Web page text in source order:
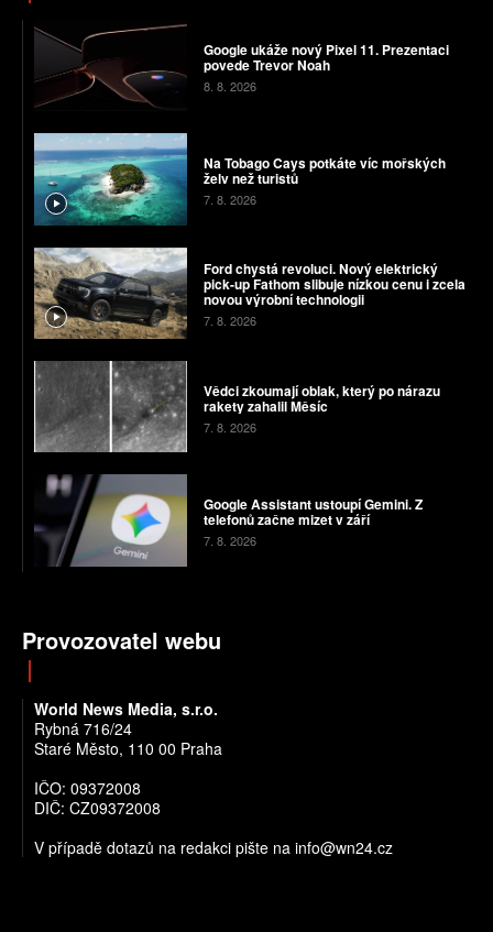
Google ukáže nový Pixel 11. Prezentaci
povede Trevor Noah
8. 8. 2026
Na Tobago Cays potkáte víc mořských
želv než turistů
7. 8. 2026
Ford chystá revoluci. Nový elektrický
pick-up Fathom slibuje nízkou cenu i zcela
novou výrobní technologii
7. 8. 2026
Vědci zkoumají oblak, který po nárazu
rakety zahalil Měsíc
7. 8. 2026
Google Assistant ustoupí Gemini. Z
telefonů začne mizet v září
7. 8. 2026
Provozovatel webu
World News Media, s.r.o.
Rybná 716/24
Staré Město, 110 00 Praha
IČO: 09372008
DIČ: CZ09372008
V případě dotazů na redakci pište na info@wn24.cz